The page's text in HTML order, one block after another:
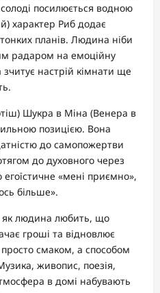
посилюється водною
характер Риб додає
тонких планів. Людина ніби
радаром на емоційну
настрій кімнати ще
Шукра в Міна (Венера в
позицією. Вона
до самопожертви
до духовного через
егоїстичне «мені приємно»,
більше».
як людина любить, що
гроші та відновлює
смаком, а способом
живопис, поезія,
в домі набувають